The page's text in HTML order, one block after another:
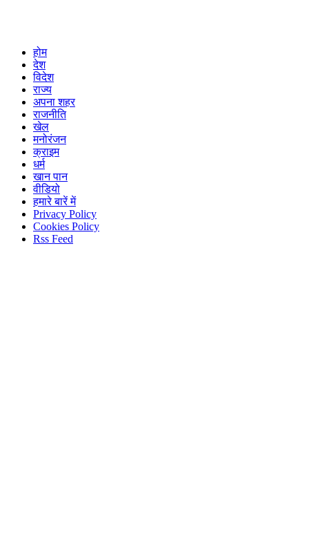
होम
देश
विदेश
राज्य
अपना शहर
राजनीति
खेल
मनोरंजन
क्राइम
धर्म
खान पान
वीडियो
हमारे बारें में
Privacy Policy
Cookies Policy
Rss Feed